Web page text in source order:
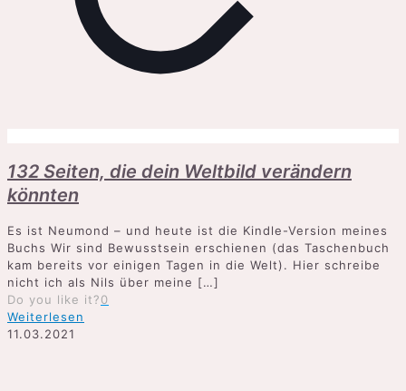
132 Seiten, die dein Weltbild verändern
könnten
Es ist Neumond – und heute ist die Kindle-Version meines
Buchs Wir sind Bewusstsein erschienen (das Taschenbuch
kam bereits vor einigen Tagen in die Welt). Hier schreibe
nicht ich als Nils über meine […]
Do you like it?0
Weiterlesen
11.03.2021